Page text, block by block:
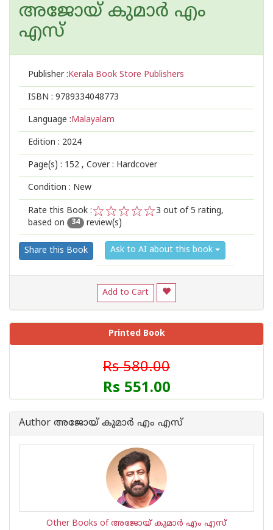
അജോയ് കുമാര്‍ എം
എസ്
Publisher :Kerala Book Store Publishers
ISBN : 9789334048773
Language :Malayalam
Edition : 2024
Page(s) : 152 , Cover : Hardcover
Condition : New
Rate this Book :
3
2
1
3 out of 5 rating,
based on
34 review(s)
Share this Book Ask to AI about this book
Add to Cart
Printed Book
Rs 580.00
Rs 551.00
Author അജോയ് കുമാര്‍ എം എസ്
Other Books of അജോയ് കുമാര്‍ എം എസ്